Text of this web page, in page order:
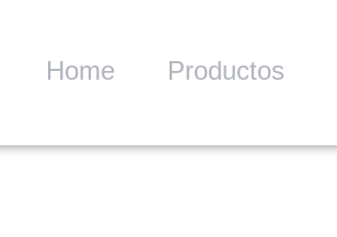
Home Productos